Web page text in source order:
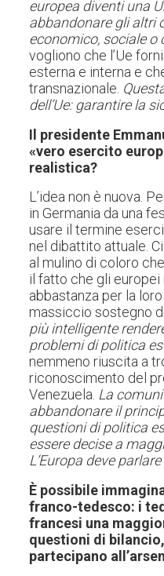
europea diventi una
abbandonare gli altri
economico, sociale o
vogliono che l’Ue
esterna e interna e
transnazionale.
dell’Ue: garantire la
Il presidente
«vero esercito
realistica?
L’idea non è nuova.
in Germania da una
usare il termine
nel dibattito attuale.
al mulino di coloro
il fatto che gli europei
abbastanza per la
massiccio sostegno
più intelligente
problemi di politica
nemmeno riuscita a
riconoscimento del
Venezuela. La
abbandonare il
questioni di politica
essere decise a
L’Europa deve
È possibile
franco-tedesco: i
francesi una
questioni di
partecipano